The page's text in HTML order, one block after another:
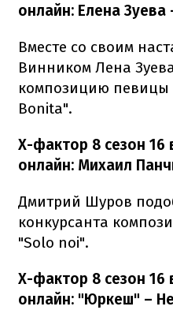
онлайн: Елена Зуева
Вместе со своим
Винником Лена
композицию певицы
Bonita".
Х-фактор 8 сезон 16
онлайн: Михаил
Дмитрий Шуров
конкурсанта
"Solo noi".
Х-фактор 8 сезон 16
онлайн: "Юркеш" –